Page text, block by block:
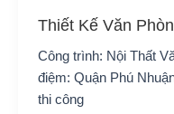
Thiết Kế Văn
Công trình: Nội Thất
điệm: Quận Phú
thi công